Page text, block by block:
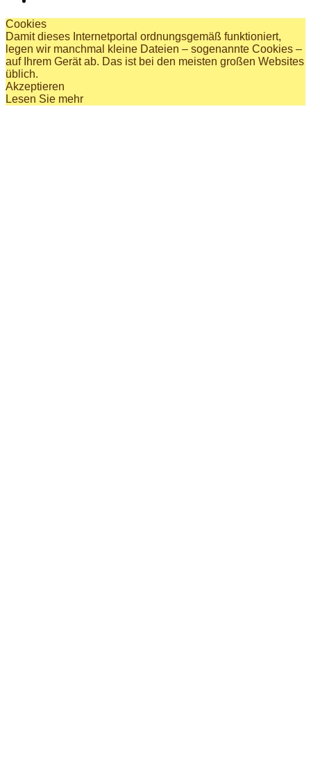
Cookies
Damit dieses Internetportal ordnungsgemäß funktioniert,
legen wir manchmal kleine Dateien – sogenannte Cookies –
auf Ihrem Gerät ab. Das ist bei den meisten großen Websites
üblich.
Akzeptieren
Lesen Sie mehr